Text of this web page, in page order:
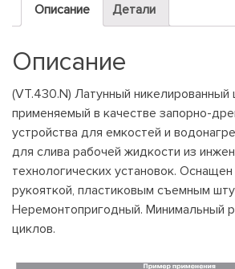
Описание Детали
Описание
(VT.430.N) Латунный никелированный
применяемый в качестве запорно-
устройства для емкостей и
для слива рабочей жидкости из
технологических установок.
рукояткой, пластиковым съемным
Неремонтопригодный. Минимальный
циклов.